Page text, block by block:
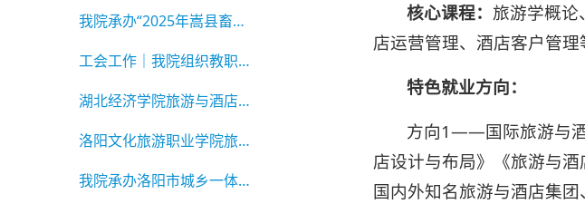
我院承办“2025年嵩县畜牧（牛羊养殖）高素质农
工会工作｜我院组织教职工开展冬至包饺子活动
湖北经济学院旅游与酒店管理学院到我院考察交流
洛阳文化旅游职业学院旅游管理与乡村振兴学院到
我院承办洛阳市城乡一体化示范区2025年乡土文化
核心课程： 旅游学概
店运营管理、酒店客户管理
特色就业方向：
方向1——国际旅游与
店设计与布局》《旅游与
国内外知名旅游与酒店集团